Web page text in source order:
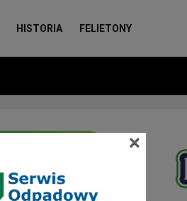
HISTORIA FELIETONY
×